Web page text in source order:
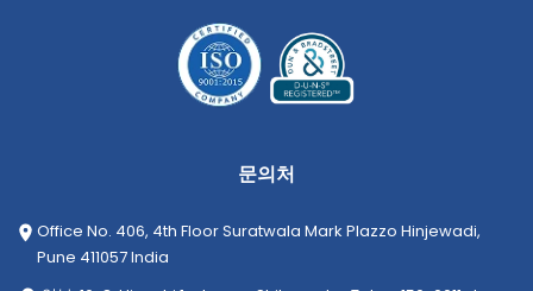
문의처
Office No. 406, 4th Floor Suratwala Mark Plazzo Hinjewadi,
Pune 411057 India